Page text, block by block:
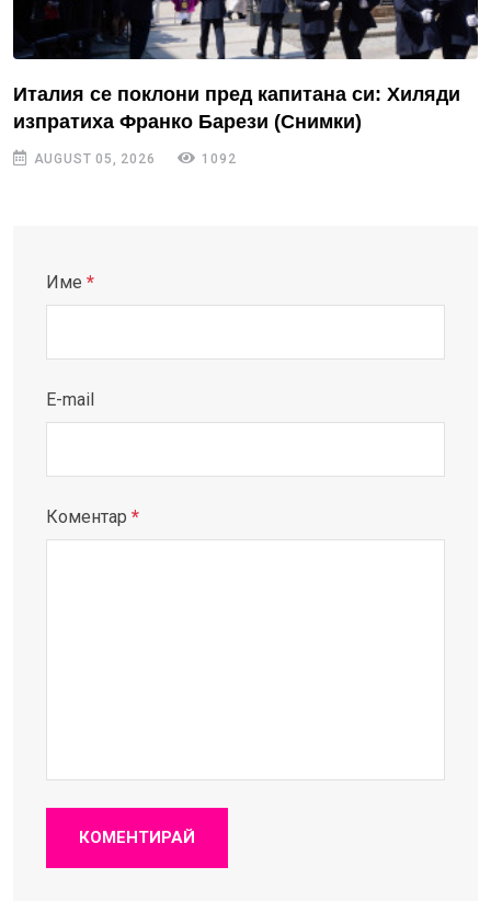
Италия се поклони пред капитана си: Хиляди
изпратиха Франко Барези (Снимки)
AUGUST 05, 2026 1092
Име *
E-mail
Коментар *
КОМЕНТИРАЙ